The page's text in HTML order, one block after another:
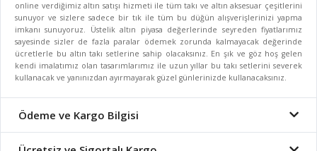
online verdiğimiz altın satışı hizmeti ile tüm takı ve altın aksesuar çeşitlerini
sunuyor ve sizlere sadece bir tık ile tüm bu düğün alışverişlerinizi yapma
imkanı sunuyoruz. Üstelik altın piyasa değerlerinde seyreden fiyatlarımız
sayesinde sizler de fazla paralar ödemek zorunda kalmayacak değerinde
ücretlerle bu altın takı setlerine sahip olacaksınız. En şık ve göz hoş gelen
kendi imalatımız olan tasarımlarımız ile uzun yıllar bu takı setlerini severek
kullanacak ve yanınızdan ayırmayarak güzel günlerinizde kullanacaksınız.
Ödeme ve Kargo Bilgisi